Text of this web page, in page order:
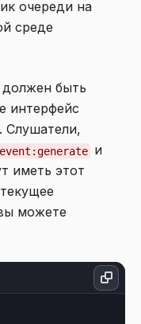
очереди на
среде
должен быть
интерфейс
Слушатели,
event:generate и
иметь этот
можете